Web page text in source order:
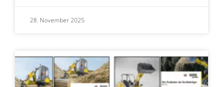
28. November 2025